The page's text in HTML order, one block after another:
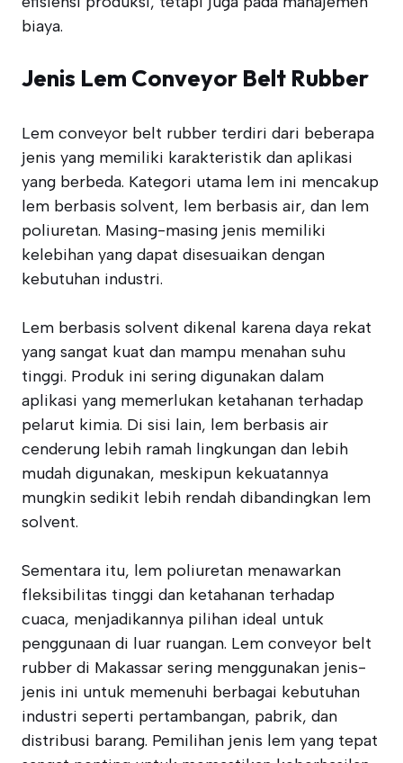
biaya.
Jenis Lem Conveyor Belt Rubber
Lem conveyor belt rubber terdiri dari beberapa
jenis yang memiliki karakteristik dan aplikasi
yang berbeda. Kategori utama lem ini mencakup
lem berbasis solvent, lem berbasis air, dan lem
poliuretan. Masing-masing jenis memiliki
kelebihan yang dapat disesuaikan dengan
kebutuhan industri.
Lem berbasis solvent dikenal karena daya rekat
yang sangat kuat dan mampu menahan suhu
tinggi. Produk ini sering digunakan dalam
aplikasi yang memerlukan ketahanan terhadap
pelarut kimia. Di sisi lain, lem berbasis air
cenderung lebih ramah lingkungan dan lebih
mudah digunakan, meskipun kekuatannya
mungkin sedikit lebih rendah dibandingkan lem
solvent.
Sementara itu, lem poliuretan menawarkan
fleksibilitas tinggi dan ketahanan terhadap
cuaca, menjadikannya pilihan ideal untuk
penggunaan di luar ruangan. Lem conveyor belt
rubber di Makassar sering menggunakan jenis-
jenis ini untuk memenuhi berbagai kebutuhan
industri seperti pertambangan, pabrik, dan
distribusi barang. Pemilihan jenis lem yang tepat